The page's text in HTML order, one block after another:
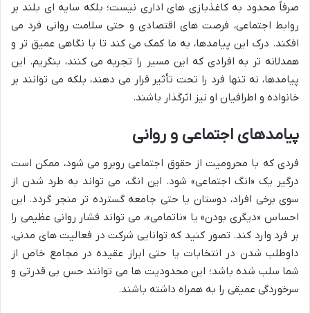
صرفاً محدود به کاغذبازی های اداری نیست؛ بلکه سایه ای بلند بر
روابط اجتماعی، فرصت های اقتصادی و حتی سلامت روانی فرد می
افکند. درک این پیامدها، به ما کمک می کند تا با نگاهی عمیق تر و
همدلانه تر به افرادی که این مسیر را تجربه می کنند، بنگریم. این
پیامدها، نه تنها فرد را تحت تأثیر قرار می دهند، بلکه می توانند بر
خانواده و اطرافیان او نیز اثرگذار باشند.
پیامدهای اجتماعی و روانی
فردی که با محرومیت از حقوق اجتماعی روبرو می شود، ممکن است
درگیر یک «انگ اجتماعی» شود. این انگ، می تواند به طرد شدن از
سوی برخی افراد، دوستان یا حتی جامعه گسترده تر منجر گردد. این
احساس «دیگری بودن» یا «ناتمامی»، می تواند فشار روانی عظیمی را
بر فرد وارد کند. تصور کنید که توانایی شرکت در فعالیت های مدنی،
داوطلب شدن در انتخابات یا حتی ابراز عقیده در مجامع خاص از
شما سلب شده باشد؛ این محدودیت ها می توانند حس بی قدرتی و
سرخوردگی عمیقی را به همراه داشته باشند.